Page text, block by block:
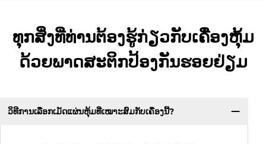
ທຸກສິ່ງທີ່ທ່ານຕ້ອງຮູ້ກ່ຽວກັບເຄື່ອງຫຸ້ມ
ດ້ວຍພາດສະຕິກປ້ອງກັນຮອຍຢ່ຽມ
ວິທີການເລືອກເມັດແຜ່ນຫຸ້ມທີ່ເໝາະສົມກັບເຄື່ອງນີ້?